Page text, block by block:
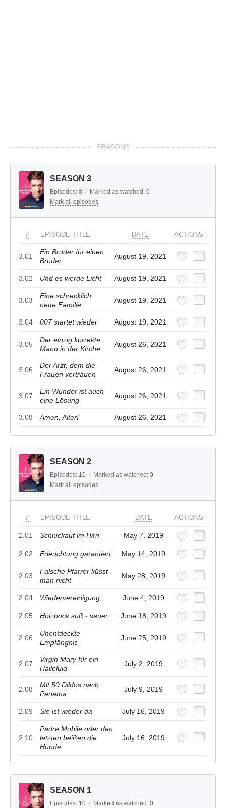
SEASONS
SEASON 3
Episodes: 8 / Marked as watched: 0
Mark all episodes
# EPISODE TITLE DATE ACTIONS
3.01
Ein Bruder für einen
Bruder
August 19, 2021
3.02 Und es werde Licht August 19, 2021
3.03
Eine schrecklich
nette Familie
August 19, 2021
3.04 007 startet wieder August 19, 2021
3.05
Der einzig korrekte
Mann in der Kirche
August 26, 2021
3.06
Der Arzt, dem die
Frauen vertrauen
August 26, 2021
3.07
Ein Wunder ist auch
eine Lösung
August 26, 2021
3.08 Amen, Alter! August 26, 2021
SEASON 2
Episodes: 10 / Marked as watched: 0
Mark all episodes
# EPISODE TITLE DATE ACTIONS
2.01 Schluckauf im Hirn May 7, 2019
2.02 Erleuchtung garantiert May 14, 2019
2.03
Falsche Pfarrer küsst
man nicht
May 28, 2019
2.04 Wiedervereinigung June 4, 2019
2.05 Holzbock süß - sauer June 18, 2019
2.06
Unentdeckte
Empfängnis
June 25, 2019
2.07
Virgin Mary für ein
Halleluja
July 2, 2019
2.08
Mit 50 Dildos nach
Panama
July 9, 2019
2.09 Sie ist wieder da July 16, 2019
2.10
Padre Mobile oder den
letzten beißen die
Hunde
July 16, 2019
SEASON 1
Episodes: 10 / Marked as watched: 0